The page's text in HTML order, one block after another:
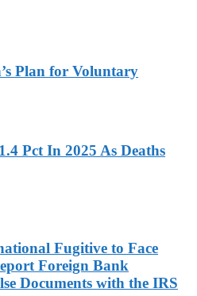
Plan for Voluntary
Pct In 2025 As Deaths
Fugitive to Face
Foreign Bank
Documents with the IRS